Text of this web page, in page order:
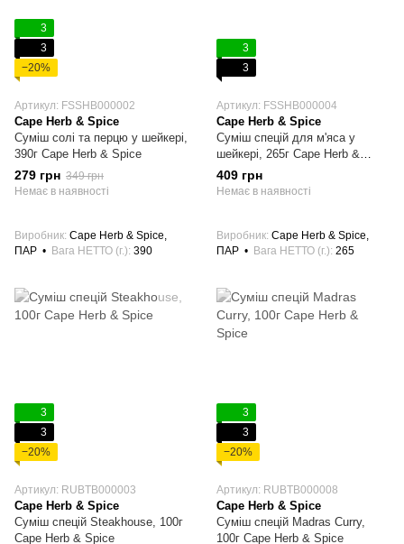
3
3
−20%
Артикул: FSSHB000002
Cape Herb & Spice
Суміш солі та перцю у шейкері,
390г Cape Herb & Spice
279 грн 349 грн
Немає в наявності
Виробник Cape Herb & Spice,
ПАР
Вага НЕТТО (г.) 390
3
3
Артикул: FSSHB000004
Cape Herb & Spice
Суміш спецій для м'яса у
шейкері, 265г Cape Herb &
Spice
409 грн
Немає в наявності
Виробник Cape Herb & Spice,
ПАР
Вага НЕТТО (г.) 265
3
3
−20%
Артикул: RUBTB000003
Cape Herb & Spice
Суміш спецій Steakhouse, 100г
Cape Herb & Spice
3
3
−20%
Артикул: RUBTB000008
Cape Herb & Spice
Суміш спецій Madras Curry,
100г Cape Herb & Spice